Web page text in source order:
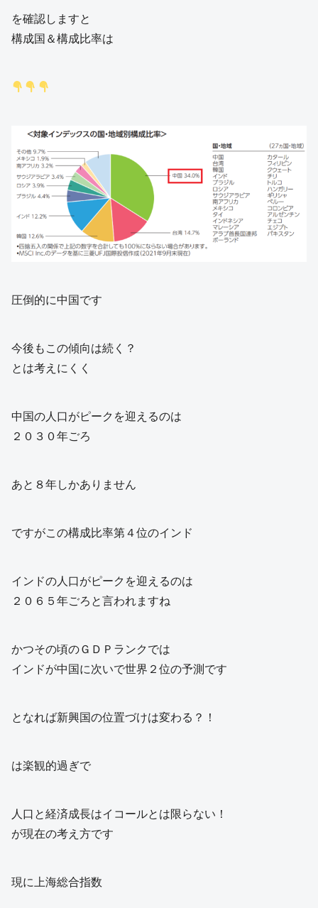
を確認しますと
構成国＆構成比率は
圧倒的に中国です
今後もこの傾向は続く？
とは考えにくく
中国の人口がピークを迎えるのは
２０３０年ごろ
あと８年しかありません
ですがこの構成比率第４位のインド
インドの人口がピークを迎えるのは
２０６５年ごろと言われますね
かつその頃のＧＤＰランクでは
インドが中国に次いで世界２位の予測です
となれば新興国の位置づけは変わる？！
は楽観的過ぎで
人口と経済成長はイコールとは限らない！
が現在の考え方です
現に上海総合指数